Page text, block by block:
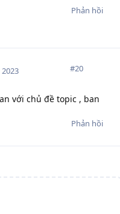
Phản hồi
#20
với chủ đề topic , ban
Phản hồi